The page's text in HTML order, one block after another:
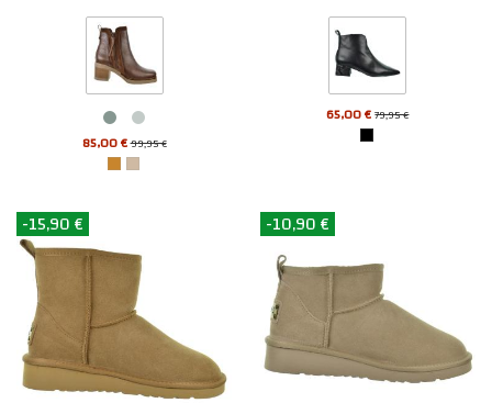
85,00 €99,95 €
65,00 €79,95 €
-15,90 € -10,90 €